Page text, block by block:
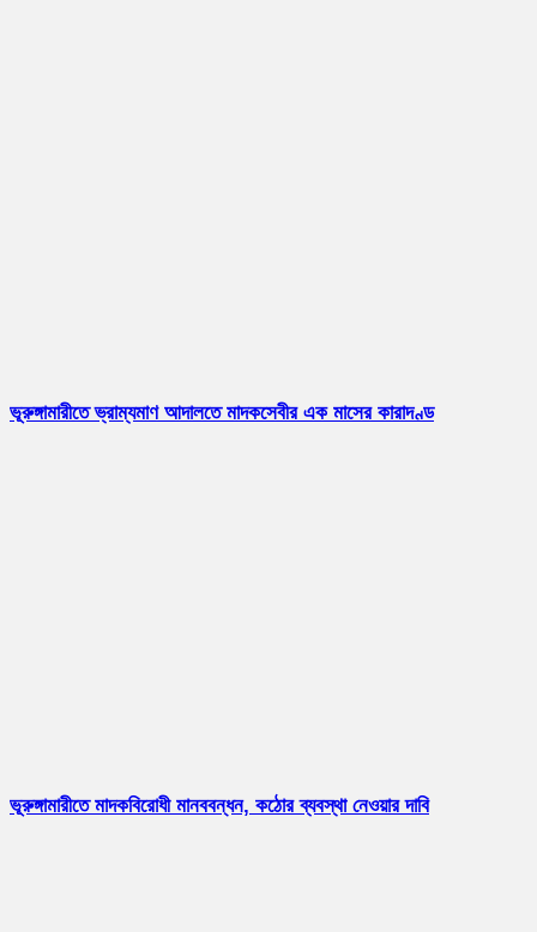
ভূরুঙ্গামারীতে ভ্রাম্যমাণ আদালতে মাদকসেবীর এক মাসের কারাদণ্ড
ভূরুঙ্গামারীতে মাদকবিরোধী মানববন্ধন, কঠোর ব্যবস্থা নেওয়ার দাবি